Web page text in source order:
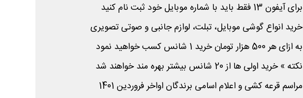
برای آیفون 13 فقط باید با شماره موبایل خود ثبت نام کنید
خرید انواع گوشی موبایل، تبلت، لوازم جانبی و صوتی تصویری
به ازای هر 500 هزار تومان خرید 1 شانس کسب خواهید نمود
نکته » خرید اولی ها از 20 شانس بیشتر بهره مند خواهند شد
مراسم قرعه کشی و اعلام اسامی برندگان اواخر فروردین 1401